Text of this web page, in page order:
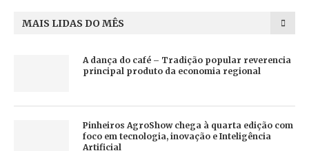
MAIS LIDAS DO MÊS
A dança do café – Tradição popular reverencia
principal produto da economia regional
Pinheiros AgroShow chega à quarta edição com
foco em tecnologia, inovação e Inteligência
Artificial